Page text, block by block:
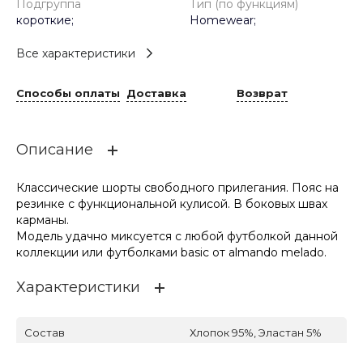
Подгруппа
короткие;
Тип (по функциям)
Homewear;
Все характеристики
Способы оплаты Доставка Возврат
Описание
Классические шорты свободного прилегания. Пояс на
резинке с функциональной кулисой. В боковых швах
карманы.
Модель удачно миксуется с любой футболкой данной
коллекции или футболками basic от almando melado.
Характеристики
Состав Хлопок 95%, Эластан 5%